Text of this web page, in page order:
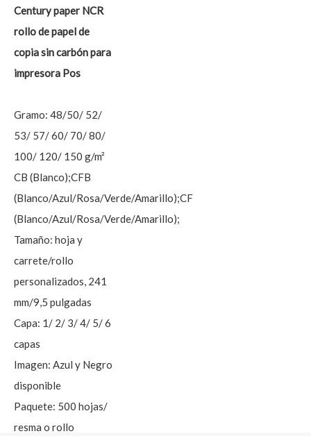
Century paper NCR
rollo de papel de
copia sin carbón para
impresora Pos
Gramo: 48/50/ 52/
53/ 57/ 60/ 70/ 80/
100/ 120/ 150 g/m²
CB (Blanco);CFB
(Blanco/Azul/Rosa/Verde/Amarillo);CF
(Blanco/Azul/Rosa/Verde/Amarillo);
Tamaño: hoja y
carrete/rollo
personalizados, 241
mm/9,5 pulgadas
Capa: 1/ 2/ 3/ 4/ 5/ 6
capas
Imagen: Azul y Negro
disponible
Paquete: 500 hojas/
resma o rollo